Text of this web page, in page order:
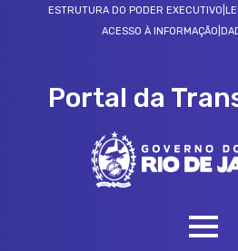
ESTRUTURA DO PODER EXECUTIVO
ACESSO À INFORMAÇÃO
Portal da